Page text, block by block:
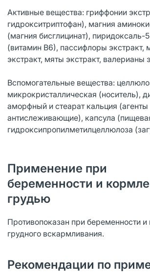
Активные вещества: гриффонии
гидрокситриптофан), магния
(магния бисглицинат), пиридоксаль-
(витамин В6), пассифлоры экстракт,
экстракт, мяты экстракт, валерианы
Вспомогательные вещества:
микрокристаллическая (носитель),
аморфный и стеарат кальция (агенты
антислеживающие), капсула
гидроксипропилметилцеллюлоза
Применение при
беременности и
грудью
Противопоказан при беременности и
грудного вскармливания.
Рекомендации по